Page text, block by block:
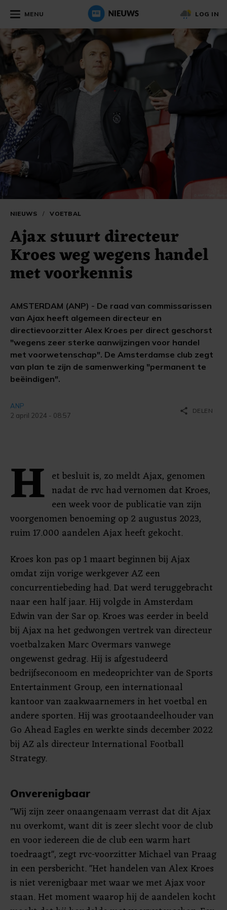
MENU LOG IN
NIEUWS / VOETBAL
Ajax stuurt directeur
Kroes weg wegens handel
met voorkennis
AMSTERDAM (ANP) - De raad van commissarissen
van Ajax heeft algemeen directeur en
directievoorzitter Alex Kroes per direct geschorst
"wegens zeer sterke aanwijzingen voor handel
met voorwetenschap". De Amsterdamse club zegt
van plan te zijn de samenwerking "permanent te
beëindigen".
ANP
2 april 2024 - 08:57
share DELEN
H et besluit is, zo meldt Ajax, genomen
nadat de rvc had vernomen dat Kroes,
een week voor de publicatie van zijn
voorgenomen benoeming op 2 augustus 2023,
ruim 17.000 aandelen Ajax heeft gekocht.
Kroes kon pas op 1 maart beginnen bij Ajax
omdat zijn vorige werkgever AZ een
concurrentiebeding had. Dat werd teruggebracht
naar een half jaar. Hij volgde in Amsterdam
Edwin van der Sar op. Kroes was eerder in beeld
bij Ajax na het gedwongen vertrek van directeur
voetbalzaken Marc Overmars vanwege
ongewenst gedrag. Hij is afgestudeerd
bedrijfseconoom en medeoprichter van de Sports
Entertainment Group, een internationaal
kantoor van zaakwaarnemers in het voetbal en
andere sporten. Hij was grootaandeelhouder van
Go Ahead Eagles en werkte sinds december 2022
bij AZ als directeur International Football
Strategy.
Onverenigbaar
"Wij zijn zeer onaangenaam verrast dat dit Ajax
nu overkomt, want dit is zeer slecht voor de club
en voor iedereen die de club een warm hart
toedraagt", zegt rvc-voorzitter Michael van Praag
in een persbericht. "Het handelen van Alex Kroes
is niet verenigbaar met waar we met Ajax voor
staan. Het moment waarop hij de aandelen kocht